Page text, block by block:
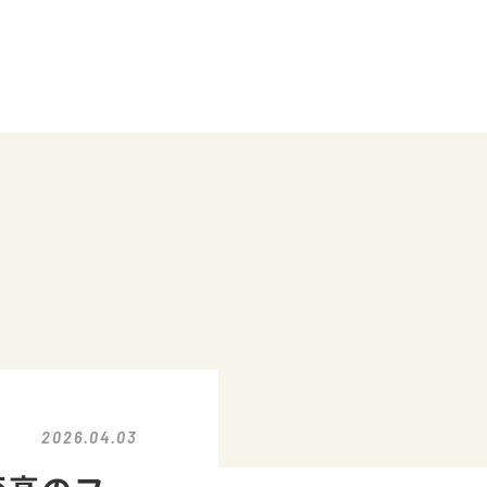
2026.04.03